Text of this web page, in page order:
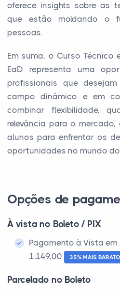
oferece insights sobre as
que estão moldando o
pessoas.
Em suma, o Curso Técnico
EaD representa uma
profissionais que
campo dinâmico e em
combinar flexibilidade,
relevância para o
alunos para enfrentar os
oportunidades no mundo
Opções de
À vista no Boleto / PIX
Pagamento à Vista em
1.149,00
35% MAIS BARATO
Parcelado no Boleto